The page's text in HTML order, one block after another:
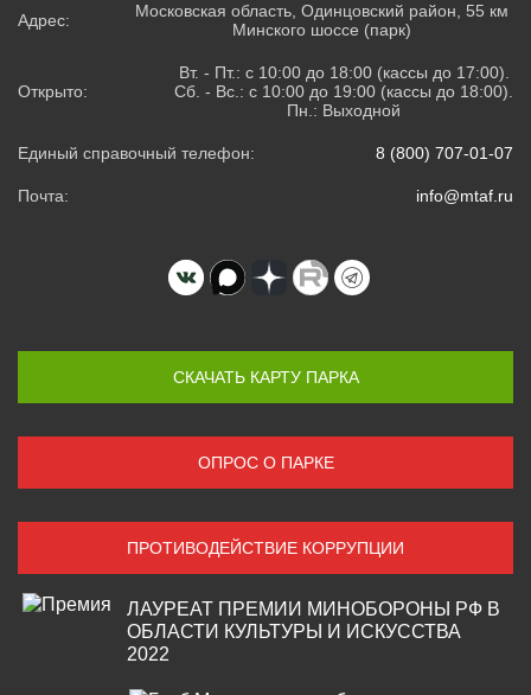
Адрес:
Московская область, Одинцовский район, 55 км
Минского шоссе (парк)
Открыто:
Вт. - Пт.: с 10:00 до 18:00 (кассы до 17:00).
Сб. - Вс.: с 10:00 до 19:00 (кассы до 18:00).
Пн.: Выходной
Единый справочный телефон: 8 (800) 707-01-07
Почта: info@mtaf.ru
СКАЧАТЬ КАРТУ ПАРКА
ОПРОС О ПАРКЕ
ПРОТИВОДЕЙСТВИЕ КОРРУПЦИИ
ЛАУРЕАТ ПРЕМИИ МИНОБОРОНЫ РФ В
ОБЛАСТИ КУЛЬТУРЫ И ИСКУССТВА
2022